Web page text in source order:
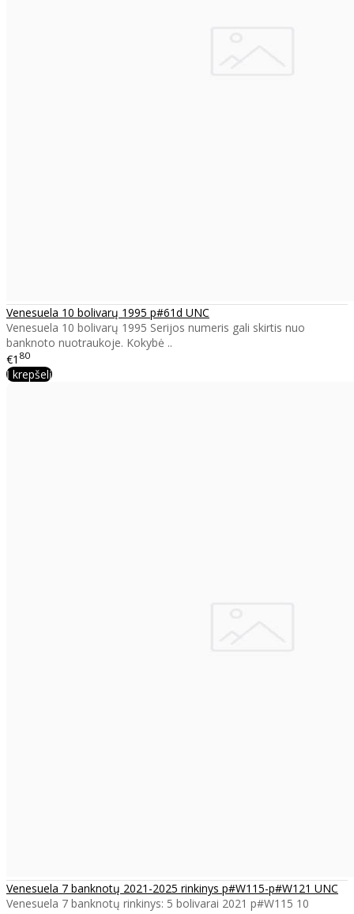
Venesuela 10 bolivarų 1995 p#61d UNC
Venesuela 10 bolivarų 1995 Serijos numeris gali skirtis nuo
banknoto nuotraukoje. Kokybė ..
€1 80
Į krepšelį
Venesuela 7 banknotų 2021-2025 rinkinys p#W115-p#W121 UNC
Venesuela 7 banknotų rinkinys: 5 bolivarai 2021 p#W115 10